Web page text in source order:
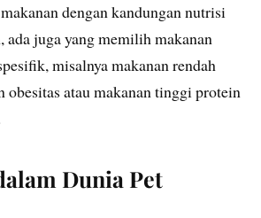
dengan kandungan nutrisi
ada juga yang memilih makanan
misalnya makanan rendah
obesitas atau makanan tinggi protein
Dunia Pet